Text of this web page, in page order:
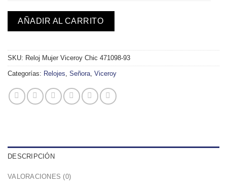
AÑADIR AL CARRITO
SKU: Reloj Mujer Viceroy Chic 471098-93
Categorías: Relojes Señora Viceroy
DESCRIPCIÓN
VALORACIONES (0)